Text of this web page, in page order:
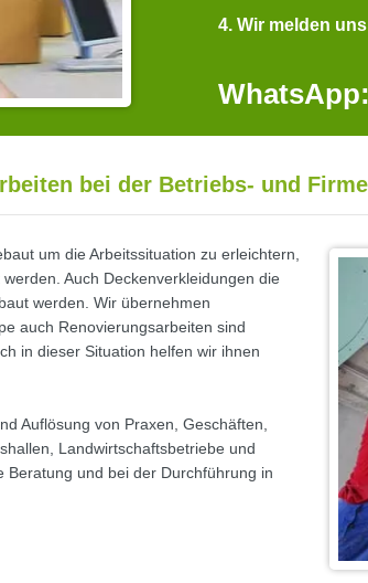
4. Wir melden
bei der Betriebs- und
um die Arbeitssituation zu erleichtern,
Auch Deckenverkleidungen die
werden. Wir übernehmen
auch Renovierungsarbeiten sind
in dieser Situation helfen wir ihnen
Auflösung von Praxen, Geschäften,
Landwirtschaftsbetriebe und
Beratung und bei der Durchführung in